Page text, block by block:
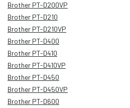
Brother PT-D200VP
Brother PT-D210
Brother PT-D210VP
Brother PT-D400
Brother PT-D410
Brother PT-D410VP
Brother PT-D450
Brother PT-D450VP
Brother PT-D600